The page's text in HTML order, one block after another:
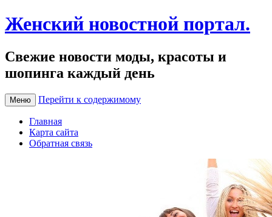
Женский новостной портал.
Свежие новости моды, красоты и
шопинга каждый день
Меню Перейти к содержимому
Главная
Карта сайта
Обратная связь